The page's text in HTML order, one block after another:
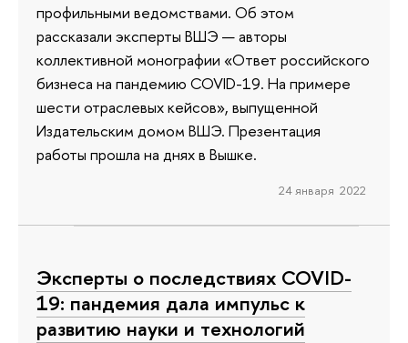
профильными ведомствами. Об этом
рассказали эксперты ВШЭ — авторы
коллективной монографии «Ответ российского
бизнеса на пандемию COVID-19. На примере
шести отраслевых кейсов», выпущенной
Издательским домом ВШЭ. Презентация
работы прошла на днях в Вышке.
24 января 2022
Эксперты о последствиях COVID-
19: пандемия дала импульс к
развитию науки и технологий